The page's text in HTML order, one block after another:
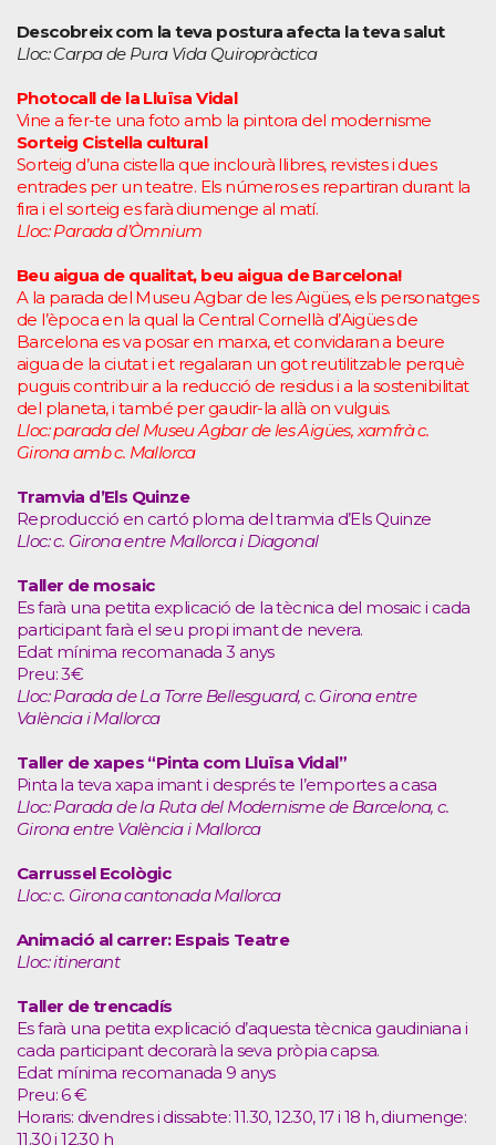
Descobreix com la teva postura afecta la teva salut
Lloc: Carpa de Pura Vida Quiropràctica
Photocall de la Lluïsa Vidal
Vine a fer-te una foto amb la pintora del modernisme
Sorteig Cistella cultural
Sorteig d’una cistella que inclourà llibres, revistes i dues
entrades per un teatre. Els números es repartiran durant la
fira i el sorteig es farà diumenge al matí.
Lloc: Parada d’Òmnium
Beu aigua de qualitat, beu aigua de Barcelona!
A la parada del Museu Agbar de les Aigües, els personatges
de l’època en la qual la Central Cornellà d’Aigües de
Barcelona es va posar en marxa, et convidaran a beure
aigua de la ciutat i et regalaran un got reutilitzable perquè
puguis contribuir a la reducció de residus i a la sostenibilitat
del planeta, i també per gaudir-la allà on vulguis.
Lloc: parada del Museu Agbar de les Aigües, xamfrà c.
Girona amb c. Mallorca
Tramvia d’Els Quinze
Reproducció en cartó ploma del tramvia d’Els Quinze
Lloc: c. Girona entre Mallorca i Diagonal
Taller de mosaic
Es farà una petita explicació de la tècnica del mosaic i cada
participant farà el seu propi imant de nevera.
Edat mínima recomanada 3 anys
Preu: 3€
Lloc: Parada de La Torre Bellesguard, c. Girona entre
València i Mallorca
Taller de xapes “Pinta com Lluïsa Vidal”
Pinta la teva xapa imant i després te l’emportes a casa
Lloc: Parada de la Ruta del Modernisme de Barcelona, c.
Girona entre València i Mallorca
Carrussel Ecològic
Lloc: c. Girona cantonada Mallorca
Animació al carrer: Espais Teatre
Lloc: itinerant
Taller de trencadís
Es farà una petita explicació d’aquesta tècnica gaudiniana i
cada participant decorarà la seva pròpia capsa.
Edat mínima recomanada 9 anys
Preu: 6 €
Horaris: divendres i dissabte: 11.30, 12.30, 17 i 18 h, diumenge:
11.30 i 12.30 h